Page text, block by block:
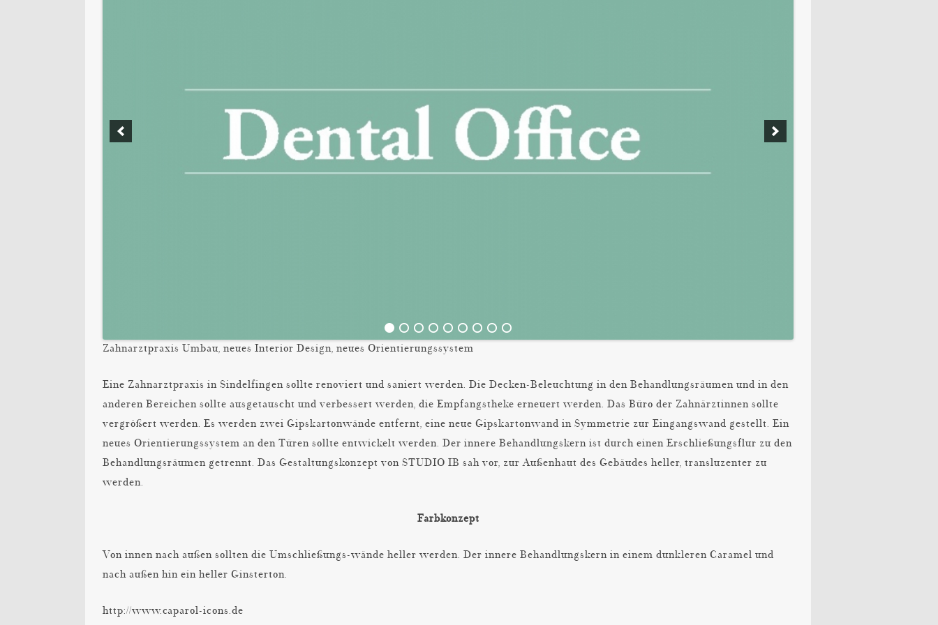
UMBAU EINER ALTEN VILLA
HOTEL EINRICHTUNG
EXHIBITION STAND
Zahnarztpraxis Umbau, neues Interior Design, neues Orientierungssystem
Eine Zahnarztpraxis in Sindelfingen sollte renoviert und saniert werden. Die Decken-Beleuchtung in den Behandlungsräumen und in den
anderen Bereichen sollte ausgetauscht und verbessert werden, die Empfangstheke erneuert werden. Das Büro der Zahnärztinnen sollte
vergrößert werden. Es werden zwei Gipskartonwände entfernt, eine neue Gipskartonwand in Symmetrie zur Eingangswand gestellt. Ein
neues Orientierungssystem an den Türen sollte entwickelt werden. Der innere Behandlungskern ist durch einen Erschließungsflur zu den
Behandlungsräumen getrennt. Das Gestaltungskonzept von STUDIO IB sah vor, zur Außenhaut des Gebäudes heller, transluzenter zu
werden.
Farbkonzept
Von innen nach außen sollten die Umschließungs-wände heller werden. Der innere Behandlungskern in einem dunkleren Caramel und
nach außen hin ein heller Ginsterton.
http://www.caparol-icons.de